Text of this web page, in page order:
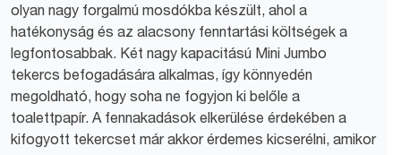
olyan nagy forgalmú mosdókba készült, ahol a
hatékonyság és az alacsony fenntartási költségek a
legfontosabbak. Két nagy kapacitású Mini Jumbo
tekercs befogadására alkalmas, így könnyedén
megoldható, hogy soha ne fogyjon ki belőle a
toalettpapír. A fennakadások elkerülése érdekében a
kifogyott tekercset már akkor érdemes kicserélni, amikor